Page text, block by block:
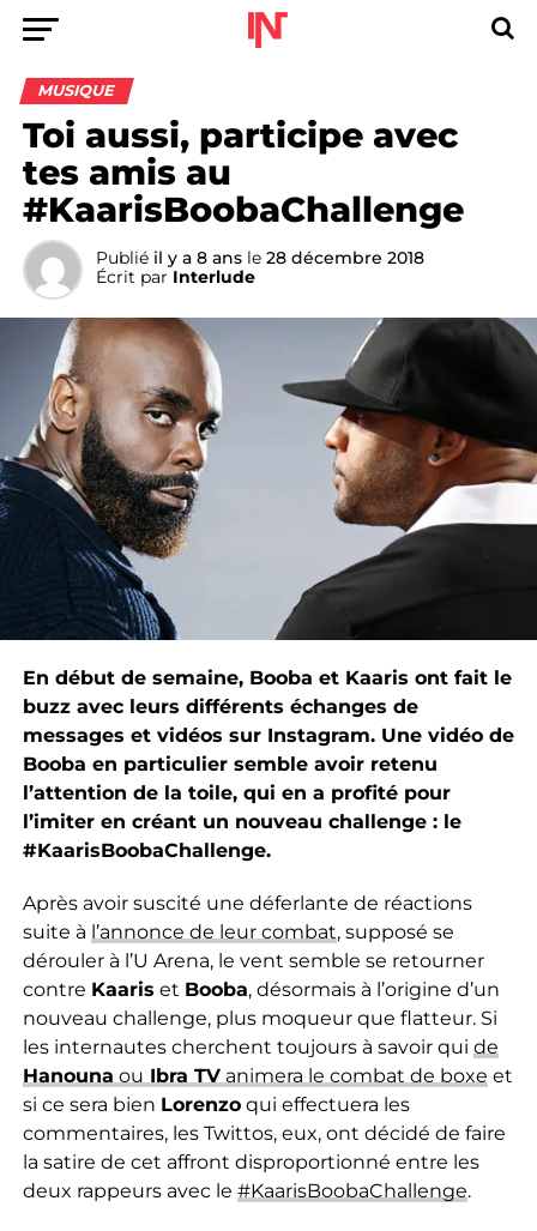
MUSIQUE
Toi aussi, participe avec
tes amis au
#KaarisBoobaChallenge
Publié il y a 8 ans le 28 décembre 2018
Écrit par Interlude
En début de semaine, Booba et Kaaris ont fait le
buzz avec leurs différents échanges de
messages et vidéos sur Instagram. Une vidéo de
Booba en particulier semble avoir retenu
l’attention de la toile, qui en a profité pour
l’imiter en créant un nouveau challenge : le
#KaarisBoobaChallenge.
Après avoir suscité une déferlante de réactions
suite à l’annonce de leur combat, supposé se
dérouler à l’U Arena, le vent semble se retourner
contre Kaaris et Booba, désormais à l’origine d’un
nouveau challenge, plus moqueur que flatteur. Si
les internautes cherchent toujours à savoir qui de
Hanouna ou Ibra TVanimera le combat de boxe et
si ce sera bien Lorenzoqui effectuera les
commentaires, les Twittos, eux, ont décidé de faire
la satire de cet affront disproportionné entre les
deux rappeurs avec le #KaarisBoobaChallenge.